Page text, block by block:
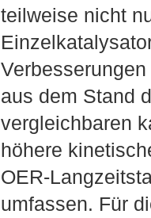
teilweise nicht
aus dem Stand
vergleichbaren
höhere
OER-
umfassen. Für